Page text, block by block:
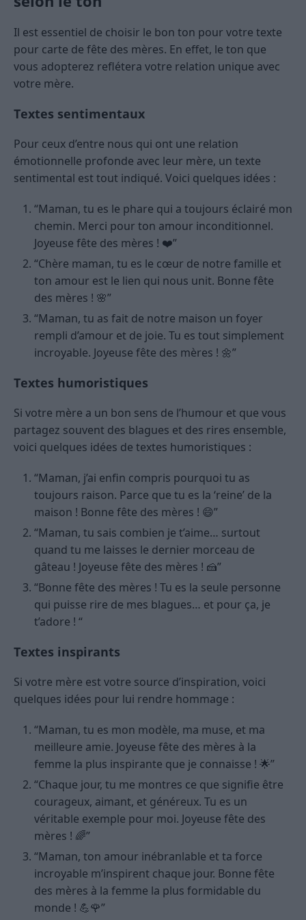
Il est essentiel de choisir le bon ton pour votre texte
pour carte de fête des mères. En effet, le ton que
vous adopterez reflétera votre relation unique avec
votre mère.
Textes sentimentaux
Pour ceux d’entre nous qui ont une relation
émotionnelle profonde avec leur mère, un texte
sentimental est tout indiqué. Voici quelques idées :
“Maman, tu es le phare qui a toujours éclairé mon
chemin. Merci pour ton amour inconditionnel.
Joyeuse fête des mères ! ❤️”
“Chère maman, tu es le cœur de notre famille et
ton amour est le lien qui nous unit. Bonne fête
des mères ! 🌸”
“Maman, tu as fait de notre maison un foyer
rempli d’amour et de joie. Tu es tout simplement
incroyable. Joyeuse fête des mères ! 🌼”
Textes humoristiques
Si votre mère a un bon sens de l’humour et que vous
partagez souvent des blagues et des rires ensemble,
voici quelques idées de textes humoristiques :
“Maman, j’ai enfin compris pourquoi tu as
toujours raison. Parce que tu es la ‘reine’ de la
maison ! Bonne fête des mères ! 😄”
“Maman, tu sais combien je t’aime… surtout
quand tu me laisses le dernier morceau de
gâteau ! Joyeuse fête des mères ! 🍰”
“Bonne fête des mères ! Tu es la seule personne
qui puisse rire de mes blagues… et pour ça, je
t’adore ! “
Textes inspirants
Si votre mère est votre source d’inspiration, voici
quelques idées pour lui rendre hommage :
“Maman, tu es mon modèle, ma muse, et ma
meilleure amie. Joyeuse fête des mères à la
femme la plus inspirante que je connaisse ! 🌟”
“Chaque jour, tu me montres ce que signifie être
courageux, aimant, et généreux. Tu es un
véritable exemple pour moi. Joyeuse fête des
mères ! 🌈”
“Maman, ton amour inébranlable et ta force
incroyable m’inspirent chaque jour. Bonne fête
des mères à la femme la plus formidable du
monde ! 💪🌹”